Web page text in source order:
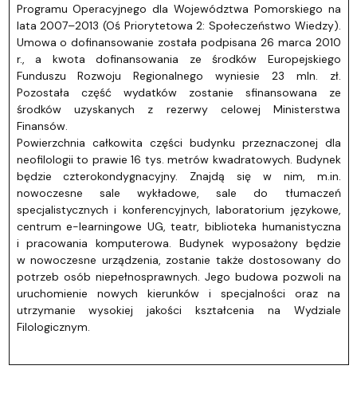
Programu Operacyjnego dla Województwa Pomorskiego na
lata 2007–2013 (Oś Priorytetowa 2: Społeczeństwo Wiedzy).
Umowa o dofinansowanie została podpisana 26 marca 2010
r., a kwota dofinansowania ze środków Europejskiego
Funduszu Rozwoju Regionalnego wyniesie 23 mln. zł.
Pozostała część wydatków zostanie sfinansowana ze
środków uzyskanych z rezerwy celowej Ministerstwa
Finansów.
Powierzchnia całkowita części budynku przeznaczonej dla
neofilologii to prawie 16 tys. metrów kwadratowych. Budynek
będzie czterokondygnacyjny. Znajdą się w nim, m.in.
nowoczesne sale wykładowe, sale do tłumaczeń
specjalistycznych i konferencyjnych, laboratorium językowe,
centrum e-learningowe UG, teatr, biblioteka humanistyczna
i pracowania komputerowa. Budynek wyposażony będzie
w nowoczesne urządzenia, zostanie także dostosowany do
potrzeb osób niepełnosprawnych. Jego budowa pozwoli na
uruchomienie nowych kierunków i specjalności oraz na
utrzymanie wysokiej jakości kształcenia na Wydziale
Filologicznym.